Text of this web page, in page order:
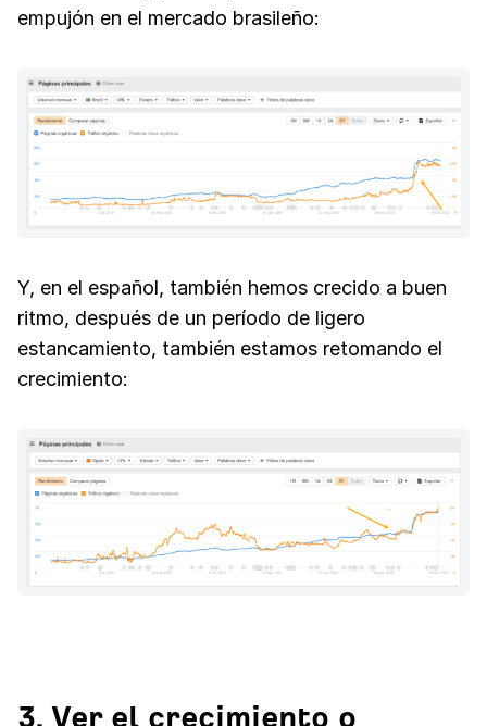
empujón en el mercado brasileño:
Y, en el español, también hemos crecido a buen
ritmo, después de un período de ligero
estancamiento, también estamos retomando el
crecimiento:
3. Ver el crecimiento o